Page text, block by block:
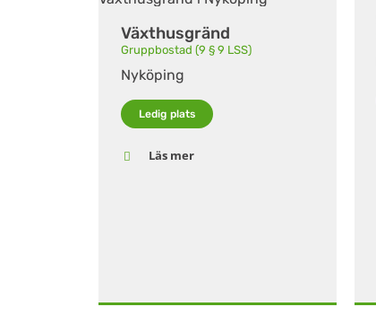
Växthusgränd
Gruppbostad (9 § 9 LSS)
Nyköping
Ledig plats
Läs mer